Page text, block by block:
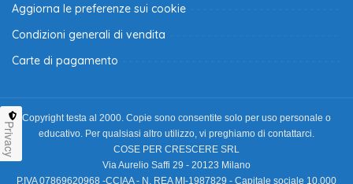
Aggiorna le preferenze sui cookie
Condizioni generali di vendita
Carte di pagamento
Copyright testa al 2000. Copie sono consentite solo per uso personale o
educativo. Per qualsiasi altro utilizzo, vi preghiamo di contattarci.
COSE PER CRESCERE SRL
Via Aurelio Saffi 29 - 20123 Milano
P.IVA 07869620968 -CCIAA - N. REA MI-1987829 - Capitale sociale 10.000
Privacy